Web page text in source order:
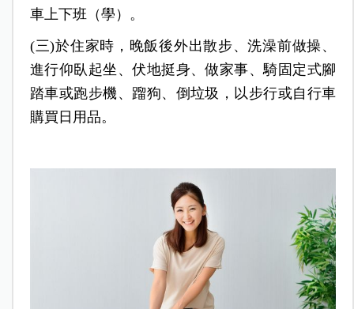
車上下班（學）。
(三)於住家時，晚飯後外出散步、洗澡前做操、
進行仰臥起坐、伏地挺身、做家事、騎固定式腳
踏車或跑步機、蹓狗、倒垃圾，以步行或自行車
購買日用品。